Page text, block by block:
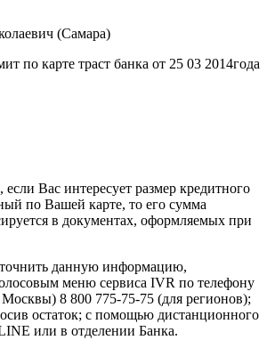
(Самара)
по карте траст банка от 25 03 2014года
Вас интересует размер кредитного
по Вашей карте, то его сумма
в документах, оформляемых при
данную информацию,
меню сервиса IVR по телефону
8 800 775-75-75 (для регионов);
остаток; с помощью дистанционного
или в отделении Банка.